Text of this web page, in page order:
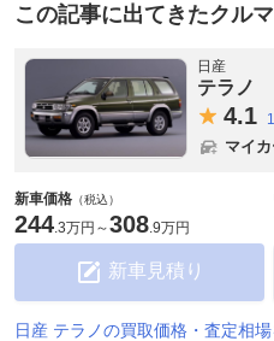
この記事に出てきたクルマ
日産
テラノ
4.1
マイ
新車価格 （税込）
244.3万円 ～308.9万円
新車見積り
日産 テラノの買取価格・査定相